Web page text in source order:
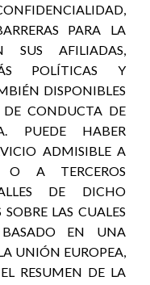
PARA LA
SUS AFILIADAS,
POLÍTICAS Y
DISPONIBLES
CONDUCTA DE
PUEDE HABER
ADMISIBLE A
O A TERCEROS
DE DICHO
LAS CUALES
EN UNA
UNIÓN EUROPEA,
RESUMEN DE LA